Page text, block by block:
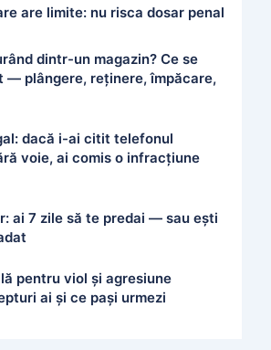
are limite: nu risca dosar penal
dintr-un magazin? Ce se
— plângere, reținere, împăcare,
dacă i-ai citit telefonul
voie, ai comis o infracțiune
ai 7 zile să te predai — sau ești
pentru viol și agresiune
ai și ce pași urmezi